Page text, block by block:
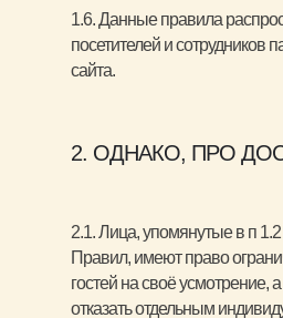
1.6. Данные правила
посетителей и сотрудников
сайта.
2.1. Лица, упомянутые в п
Правил, имеют право
гостей на своё усмотрение,
отказать отдельным
2. ОДНАКО, ПРО